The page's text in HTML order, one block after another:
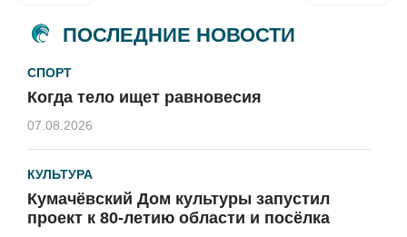
ПОСЛЕДНИЕ НОВОСТИ
СПОРТ
Когда тело ищет равновесия
07.08.2026
КУЛЬТУРА
Кумачёвский Дом культуры запустил
проект к 80-летию области и посёлка